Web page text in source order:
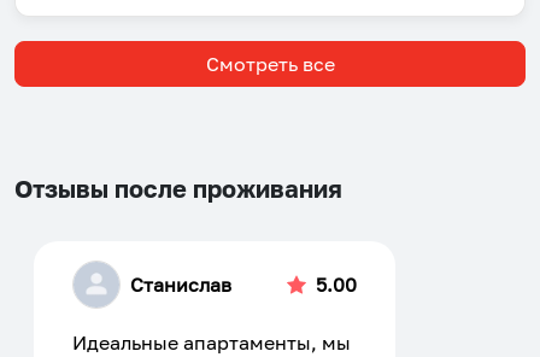
Смотреть все
Отзывы после проживания
Станислав 5.00
Идеальные апартаменты, мы